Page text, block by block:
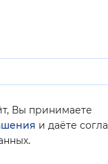
Вы принимаете
и даёте
.